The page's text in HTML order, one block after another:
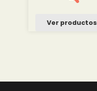
Ver productos